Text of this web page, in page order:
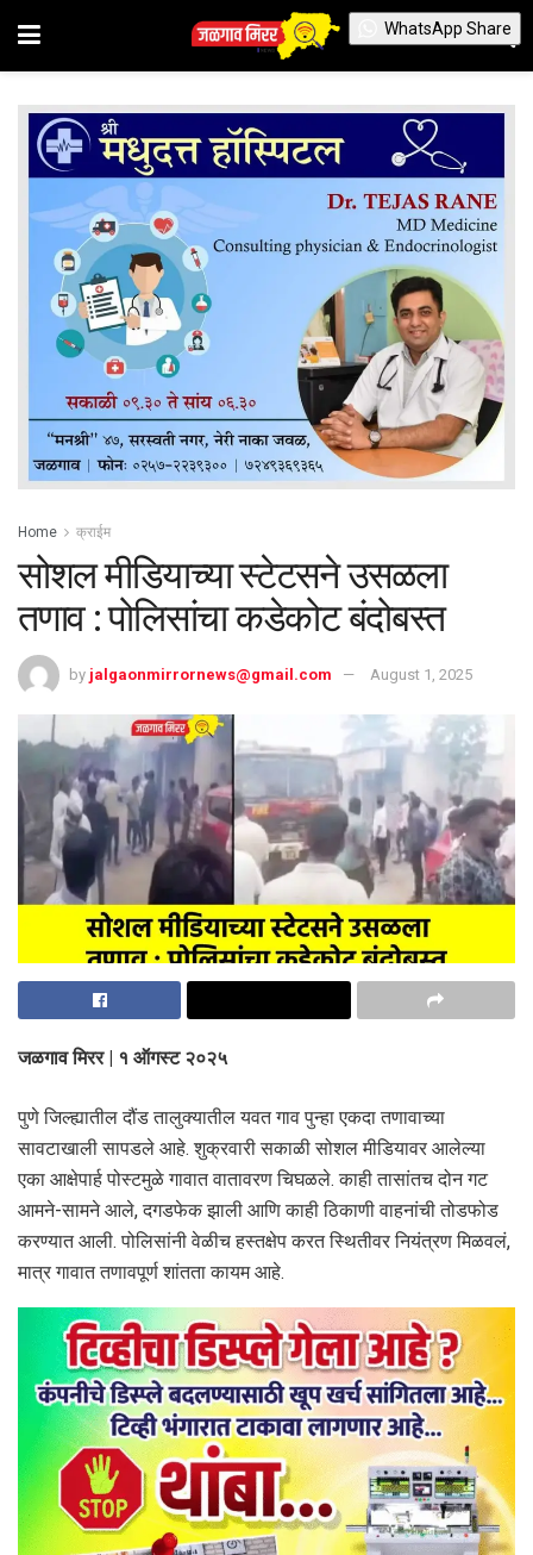
Home क्राईम
सोशल मीडियाच्या स्टेटसने उसळला
तणाव : पोलिसांचा कडेकोट बंदोबस्त
by jalgaonmirrornews@gmail.com August 1, 2025
जळगाव मिरर | १ ऑगस्ट २०२५
पुणे जिल्ह्यातील दौंड तालुक्यातील यवत गाव पुन्हा एकदा तणावाच्या
सावटाखाली सापडले आहे. शुक्रवारी सकाळी सोशल मीडियावर आलेल्या
एका आक्षेपार्ह पोस्टमुळे गावात वातावरण चिघळले. काही तासांतच दोन गट
आमने-सामने आले, दगडफेक झाली आणि काही ठिकाणी वाहनांची तोडफोड
करण्यात आली. पोलिसांनी वेळीच हस्तक्षेप करत स्थितीवर नियंत्रण मिळवलं,
मात्र गावात तणावपूर्ण शांतता कायम आहे.
WhatsApp Share